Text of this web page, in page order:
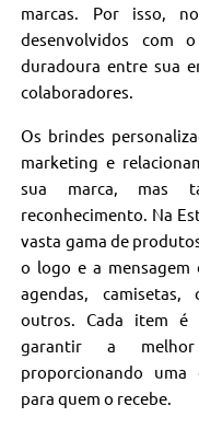
marcas. Por isso,
desenvolvidos com
duradoura entre sua
colaboradores.
Os brindes
marketing e
sua marca, mas
reconhecimento. Na
vasta gama de
o logo e a mensagem
agendas, camisetas,
outros. Cada item é
garantir a melhor
proporcionando uma
para quem o recebe.